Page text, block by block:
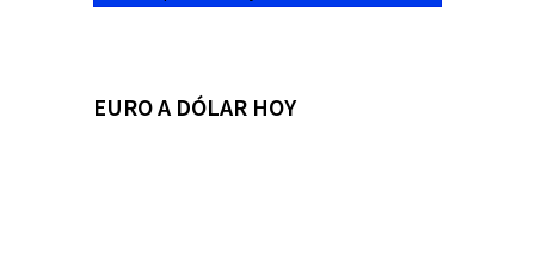
EURO A DÓLAR HOY